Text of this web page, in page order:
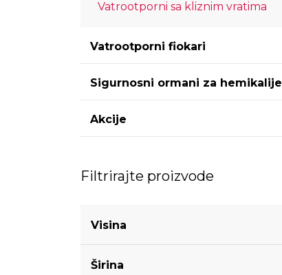
Vatrootporni sa kliznim vratima
Vatrootporni fiokari
Sigurnosni ormani za hemikalije
Akcije
Filtrirajte proizvode
Visina
Širina